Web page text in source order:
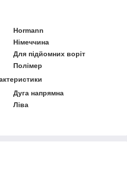
Hormann
Німеччина
Для підйомних воріт
Полімер
Дуга напрямна
Ліва